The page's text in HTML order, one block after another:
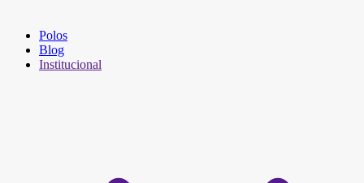
Polos
Blog
Institucional